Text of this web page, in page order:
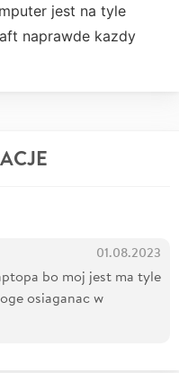
jest na tyle
naprawde kazdy
01.08.2023
bo moj jest ma tyle
osiaganac w